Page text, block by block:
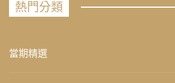
熱門分類
當期精選